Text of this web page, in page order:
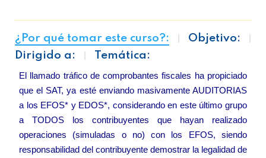
¿Por qué tomar este curso?:
Objetivo:
Dirigido a:
Temática:
El llamado tráfico de comprobantes fiscales ha propiciado
que el SAT, ya esté enviando masivamente AUDITORIAS
a los EFOS* y EDOS*, considerando en este último grupo
a TODOS los contribuyentes que hayan realizado
operaciones (simuladas o no) con los EFOS, siendo
responsabilidad del contribuyente demostrar la legalidad de